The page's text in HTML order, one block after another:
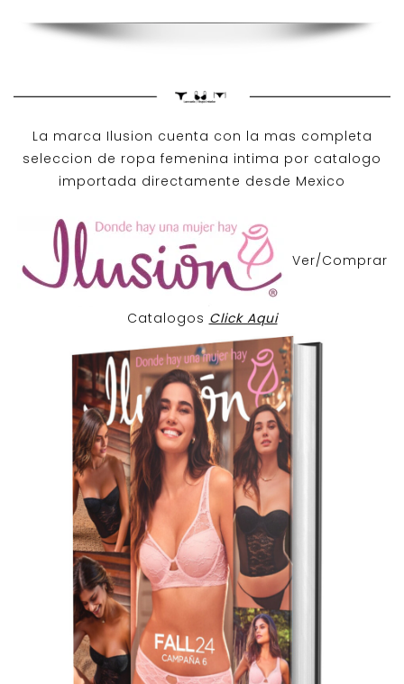
La marca Ilusion cuenta con la mas completa
seleccion de ropa femenina intima por catalogo
importada directamente desde Mexico
Ver/Comprar
Catalogos Click Aqui